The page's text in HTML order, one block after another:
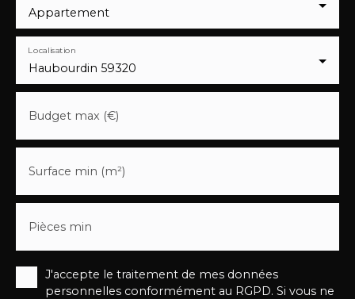
Appartement
Haubourdin 59320
Localisation
Budget max (€)
Surface min (m²)
Pièces min
J'accepte le traitement de mes données
personnelles conformément au RGPD. Si vous ne